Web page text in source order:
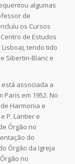
algumas
de
os Cursos
de Estudos
), tendo tido
Sibertin-Blanc e
está associada a
em 1952. No
Harmonia e
P. Lantier e
Órgão no
do
Órgão da Igreja
no